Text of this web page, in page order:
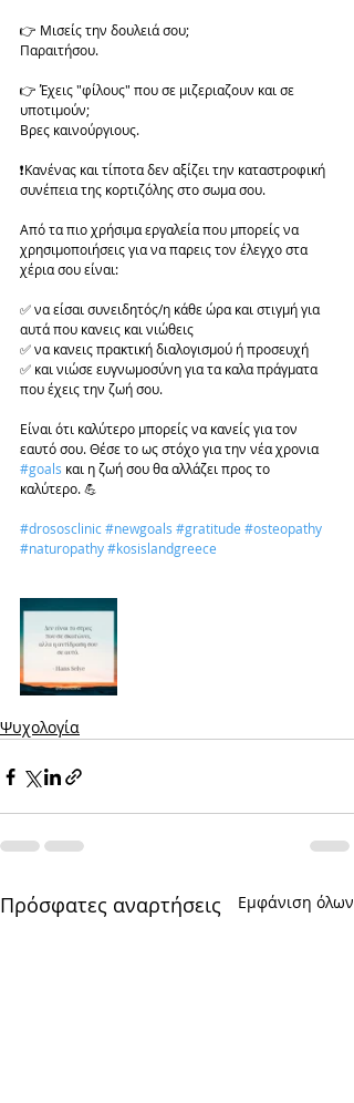
👉 Μισείς την δουλειά σου;
Παραιτήσου.
👉 Έχεις "φίλους" που σε μιζεριαζουν και σε
υποτιμούν;
Βρες καινούργιους.
❗️Κανένας και τίποτα δεν αξίζει την καταστροφική
συνέπεια της κορτιζόλης στο σωμα σου.
Από τα πιο χρήσιμα εργαλεία που μπορείς να
χρησιμοποιήσεις για να παρεις τον έλεγχο στα
χέρια σου είναι:
✅ να είσαι συνειδητός/η κάθε ώρα και στιγμή για
αυτά που κανεις και νιώθεις
✅ να κανεις πρακτική διαλογισμού ή προσευχή
✅ και νιώσε ευγνωμοσύνη για τα καλα πράγματα
που έχεις την ζωή σου.
Είναι ότι καλύτερο μπορείς να κανείς για τον
εαυτό σου. Θέσε το ως στόχο για την νέα χρονια
#goals και η ζωή σου θα αλλάζει προς το
καλύτερο. 💪
#drososclinic#newgoals #gratitude #osteopathy
#naturopathy#kosislandgreece
Ψυχολογία
Πρόσφατες αναρτήσεις Εμφάνιση όλων